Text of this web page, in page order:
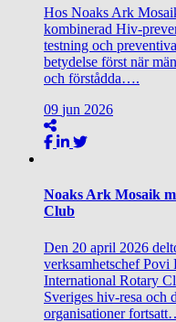
Hos Noaks Ark
kombinerad
testning och
betydelse först när
och förstådda….
09 jun 2026
Noaks Ark Mosaik
Club
Den 20 april 2026
verksamhetschef
International Rotary
Sveriges hiv‑resa
organisationer